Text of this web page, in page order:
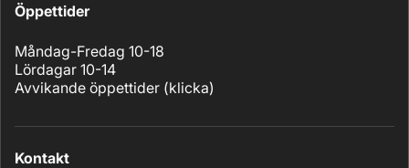
Öppettider
Måndag-Fredag 10-18
Lördagar 10-14
Avvikande öppettider (klicka)
Kontakt